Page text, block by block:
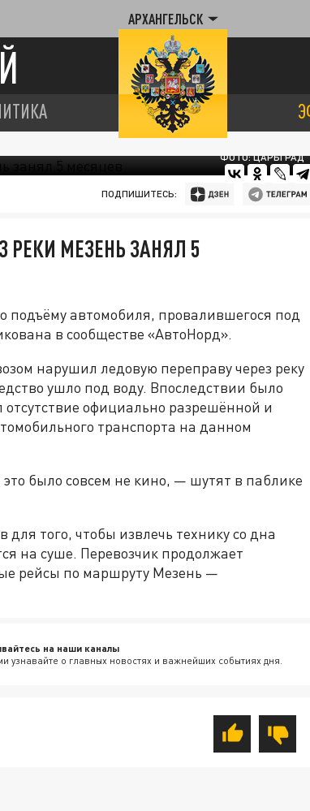
АРХАНГЕЛЬСК
ФОТО: ЦАРЬГРАД
ПОДПИШИТЕСЬ:
РЕКИ МЕЗЕНЬ ЗАНЯЛ 5
подъёму автомобиля, провалившегося под
в сообществе «АвтоНорд».
нарушил ледовую переправу через реку
ушло под воду. Впоследствии было
официально разрешённой и
транспорта на данном
было совсем не кино, — шутят в паблике
того, чтобы извлечь технику со дна
на суше. Перевозчик продолжает
рейсы по маршруту Мезень —
на наши каналы
узнавайте о главных новостях и важнейших событиях дня.